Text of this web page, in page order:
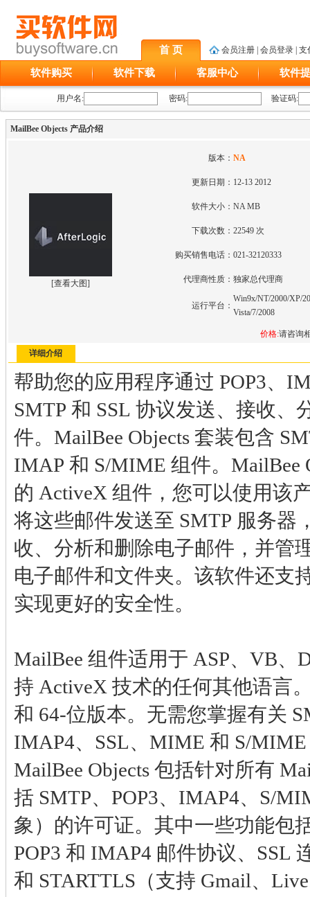
首 页 会员注册 会员登录 支
软件购买 软件下载 客服中心 软件
用户名: 密码: 验证码:
MailBee Objects 产品介绍
[查看大图]
版本：NA
更新日期： 12-13 2012
软件大小：NA MB
下载次数：22549 次
购买销售电话：021-32120333
代理商性质：独家总代理商
运行平台：
Win9x/NT/2000/XP/
Vista/7/2008
价格:请咨
详细介绍
帮助您的应用程序通过 POP3、
SMTP 和 SSL 协议发送、接收、
件。MailBee Objects 套装包含
IMAP 和 S/MIME 组件。MailBee
的 ActiveX 组件，您可以使用该
将这些邮件发送至 SMTP 服务器
收、分析和删除电子邮件，并管
电子邮件和文件夹。该软件还支
实现更好的安全性。
MailBee 组件适用于 ASP、VB、
持 ActiveX 技术的任何其他语言
和 64-位版本。无需您掌握有关
IMAP4、SSL、MIME 和 S/
MailBee Objects 包括针对所有
括 SMTP、POP3、IMAP4、S/
象）的许可证。其中一些功能包
POP3 和 IMAP4 邮件协议、SSL
和 STARTTLS（支持 Gmail、